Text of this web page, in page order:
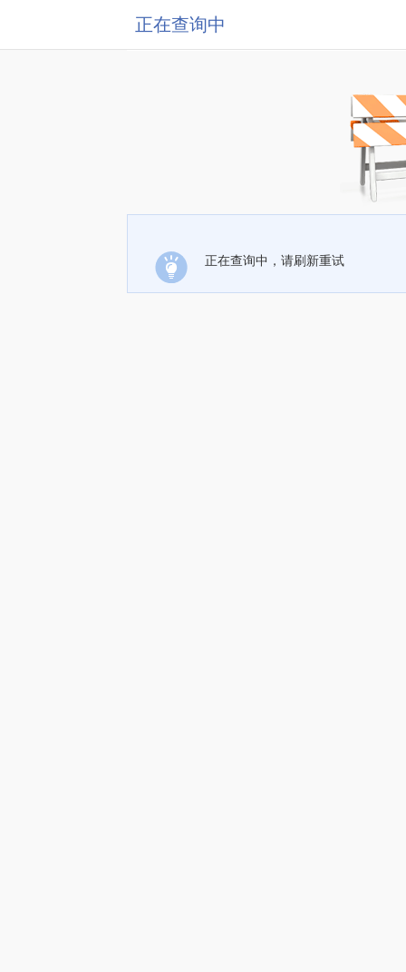
正在查询中
正在查询中，请刷新重试